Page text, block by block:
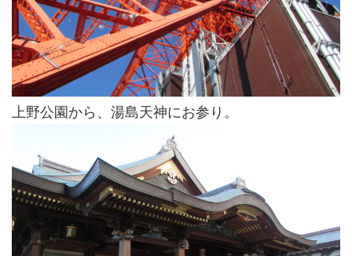
上野公園から、湯島天神にお参り。